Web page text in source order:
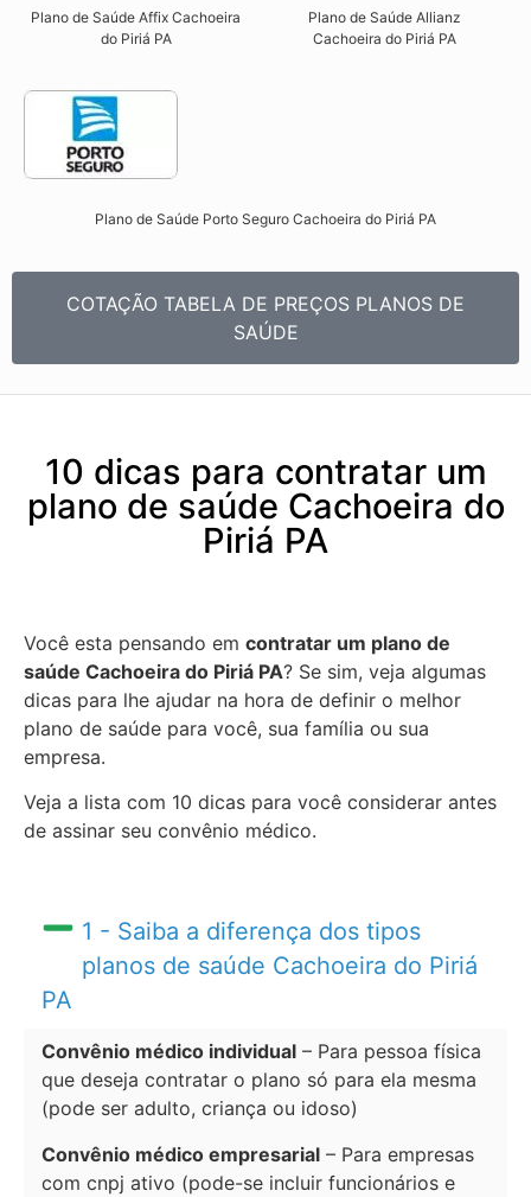
Plano de Saúde Affix Cachoeira
do Piriá PA​
Plano de Saúde Allianz
Cachoeira do Piriá PA​
Plano de Saúde Porto Seguro Cachoeira do Piriá PA​
COTAÇÃO TABELA DE PREÇOS PLANOS DE
SAÚDE
10 dicas para contratar um
plano de saúde Cachoeira do
Piriá PA
Você esta pensando em contratar um plano de
saúde Cachoeira do Piriá PA? Se sim, veja algumas
dicas para lhe ajudar na hora de definir o melhor
plano de saúde para você, sua família ou sua
empresa.
Veja a lista com 10 dicas para você considerar antes
de assinar seu convênio médico.
1 - Saiba a diferença dos tipos
planos de saúde Cachoeira do Piriá
PA
Convênio médico individual – Para pessoa física
que deseja contratar o plano só para ela mesma
(pode ser adulto, criança ou idoso)
Convênio médico empresarial – Para empresas
com cnpj ativo (pode-se incluir funcionários e